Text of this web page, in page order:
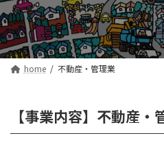
プ
動
home 不動産・管理業
【事業内容】不動産・